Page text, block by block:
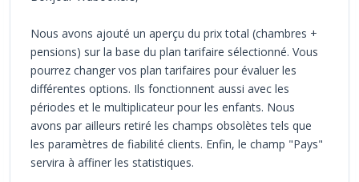
Nous avons ajouté un aperçu du prix total (chambres +
pensions) sur la base du plan tarifaire sélectionné. Vous
pourrez changer vos plan tarifaires pour évaluer les
différentes options. Ils fonctionnent aussi avec les
périodes et le multiplicateur pour les enfants. Nous
avons par ailleurs retiré les champs obsolètes tels que
les paramètres de fiabilité clients. Enfin, le champ "Pays"
servira à affiner les statistiques.